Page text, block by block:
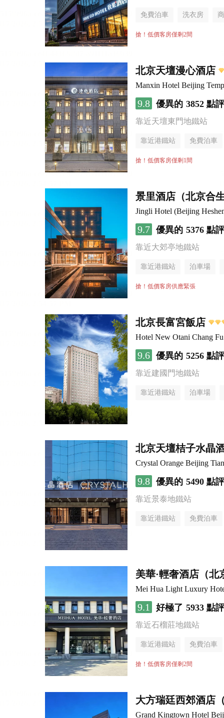
免費泊車 洗衣房
搶！低價客房僅剩2間
北京天壇漫心酒店
Manxin Hotel Beijing
9.8 優異的 3852 點評
靠近天壇東門地鐵站
靠近港鐵站 免費泊車
無煙樓層
搶！低價客房僅剩1間
景里酒店（北京合
Jingli Hotel (Beijing
9.7 優異的 5376 點評
靠近大郊亭地鐵站
靠近港鐵站 泊車場
無煙樓層
搶！低價客房供應緊張
北京長富宮飯店
Hotel New Otani Chang
9.6 優異的 5256 點評
靠近建國門地鐵站
靠近港鐵站 泊車場
北京天壇桔子水晶
Crystal Orange Beijing
9.8 優異的 5490 點評
靠近景泰地鐵站
靠近港鐵站 免費泊車
美華·輕奢酒店（
Mei Hua Light Luxury
9.1 好極了 5933 點評
靠近石榴莊地鐵站
靠近港鐵站 免費泊車
無煙樓層
搶！低價客房僅剩2間
大方瑞廷西郊酒店
Grand Kingtown Hotel